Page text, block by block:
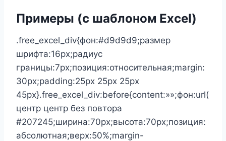
Примеры (с шаблоном Excel)
.free_excel_div{фон:#d9d9d9;размер
шрифта:16px;радиус
границы:7px;позиция:относительная;margin:
30px;padding:25px 25px 25px
45px}.free_excel_div:before{content:»»;фон:url(
центр центр без повтора
#207245;ширина:70px;высота:70px;позиция:
абсолютная;верх:50%;margin-